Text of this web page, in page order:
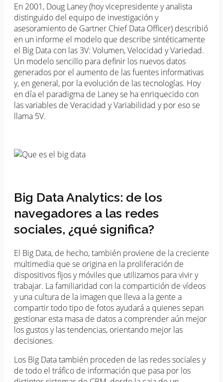
En 2001, Doug Laney (hoy vicepresidente y analista
distinguido del equipo de investigación y
asesoramiento de Gartner Chief Data Officer) describió
en un informe el modelo que describe sintéticamente
el Big Data con las 3V: Volumen, Velocidad y Variedad.
Un modelo sencillo para definir los nuevos datos
generados por el aumento de las fuentes informativas
y, en general, por la evolución de las tecnologías. Hoy
en día el paradigma de Laney se ha enriquecido con
las variables de Veracidad y Variabilidad y por eso se
llama 5V.
Big Data Analytics: de los
navegadores a las redes
sociales, ¿qué significa?
El Big Data, de hecho, también proviene de la creciente
multimedia que se origina en la proliferación de
dispositivos fijos y móviles que utilizamos para vivir y
trabajar. La familiaridad con la compartición de vídeos
y una cultura de la imagen que lleva a la gente a
compartir todo tipo de fotos ayudará a quienes sepan
gestionar esta masa de datos a comprender aún mejor
los gustos y las tendencias, orientando mejor las
decisiones.
Los Big Data también proceden de las redes sociales y
de todo el tráfico de información que pasa por los